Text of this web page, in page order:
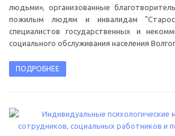
людьми», организованные
пожилым людям и инвалидам
специалистов государственных и
социального обслуживания населения
ПОДРОБНЕЕ